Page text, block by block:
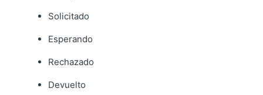
Solicitado
Esperando
Rechazado
Devuelto